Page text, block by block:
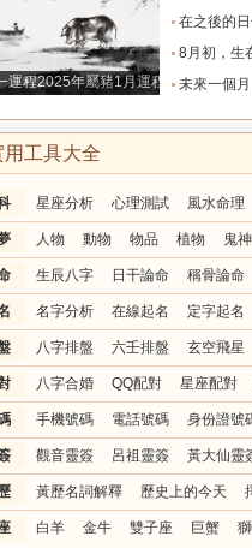
運程2025年屬豬1月運程解析
在之後的日子裡7天運勢上升，橫
8月初，生在幾點的人，富有才情，
未來一個月，感情升溫明顯
用工具大全
星座分析 心理測試 風水命理
人物 動物 物品 植物 鬼神
生辰八字 日干論命 稱骨論命
名字分析 在線起名 定字起名
八字排盤 六壬排盤 玄空飛星
八字合婚 QQ配對 星座配對
手機號碼 電話號碼 身份證號
觀音靈簽 呂祖靈簽 黃大仙靈
黃歷名詞解釋 歷史上的今天
白羊 金牛 雙子座 巨蟹